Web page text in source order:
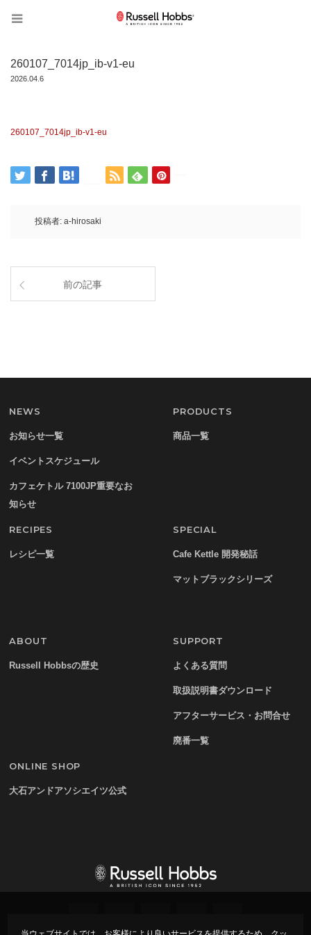
260107_7014jp_ib-v1-eu
2026.04.6
260107_7014jp_ib-v1-eu
投稿者: a-hirosaki
前の記事
NEWS
お知らせ一覧
イベントスケジュール
カフェケトル 7100JP重要なお
知らせ
PRODUCTS
商品一覧
RECIPES
レシピ一覧
SPECIAL
Cafe Kettle 開発秘話
マットブラックシリーズ
ABOUT
Russell Hobbsの歴史
SUPPORT
よくある質問
取扱説明書ダウンロード
アフターサービス・お問合せ
廃番一覧
ONLINE SHOP
大石アンドアソシエイツ公式